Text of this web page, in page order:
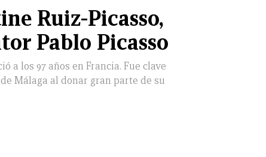
Ruiz-Picasso,
Pablo Picasso
a los 97 años en Francia. Fue clave
Málaga al donar gran parte de su